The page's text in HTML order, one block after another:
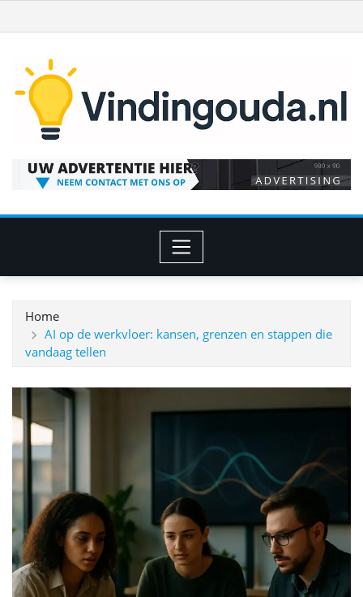
naar
inhoud
Home
AI op de werkvloer: kansen, grenzen en stappen die
vandaag tellen